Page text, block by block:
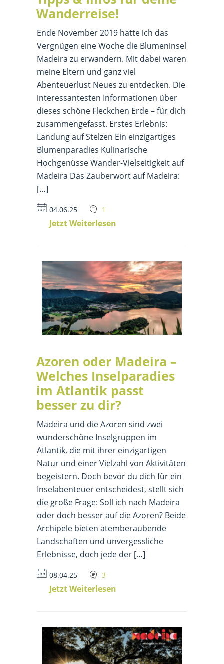
Wanderreise!
Ende November 2019 hatte ich das
Vergnügen eine Woche die Blumeninsel
Madeira zu erwandern. Mit dabei waren
meine Eltern und ganz viel
Abenteuerlust Neues zu entdecken. Die
interessantesten Informationen über
dieses schöne Fleckchen Erde – für dich
zusammengefasst. Erstes Erlebnis:
Landung auf Stelzen Ein einzigartiges
Blumenparadies Kulinarische
Hochgenüsse Wander-Vielseitigkeit auf
Madeira Das Zauberwort auf Madeira:
[…]
04.06.25 1
Jetzt Weiterlesen
Azoren oder Madeira –
Welches Inselparadies
im Atlantik passt
besser zu dir?
Madeira und die Azoren sind zwei
wunderschöne Inselgruppen im
Atlantik, die mit ihrer einzigartigen
Natur und einer Vielzahl von Aktivitäten
begeistern. Doch bevor du dich für ein
Inselabenteuer entscheidest, stellt sich
die große Frage: Soll ich nach Madeira
oder doch besser auf die Azoren? Beide
Archipele bieten atemberaubende
Landschaften und unvergessliche
Erlebnisse, doch jede der […]
08.04.25 3
Jetzt Weiterlesen